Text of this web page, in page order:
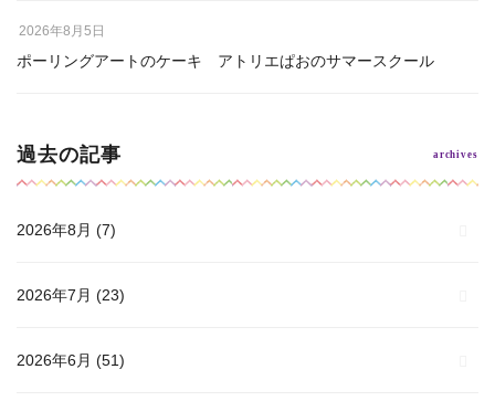
ポーリングアートのケーキ アトリエぱおのサマースクール
2026年8月5日
過去の記事
2026年8月 (7)
2026年7月 (23)
2026年6月 (51)